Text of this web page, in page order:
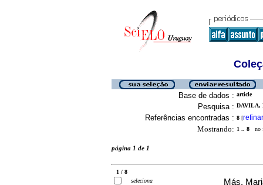
Base de dados : article
Pesquisa : DAVILA,
Referências encontradas : 8 [refinar
Mostrando: 1 .. 8 no
página 1 de 1
1 / 8
seleciona
Más,